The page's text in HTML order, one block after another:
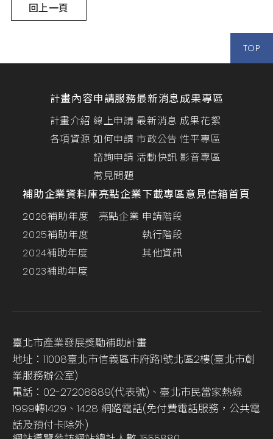
回上一頁
TOP
計畫內容
計畫介紹
各項資源
申請服務
線上申請
如何申請
諮詢申請
常見問題
最新消息
最新消息
市政公告
活動快訊
成果專區
成果花絮
性平專區
影音專區
補助企業資料庫
2026補助年度
2025補助年度
2024補助年度
2023補助年度
亮點企業
亮點企業
下載專區
申請階段
執行階段
其他資訊
意見信箱首頁
臺北市產業發展獎勵補助計畫
地址：11008臺北市信義區市府路1號北區2樓(臺北市創
業服務辦公室)
電話：02-27208889(代表號)、臺北市民當家熱線
1999轉1429、1428 網路電話(免付費電話服務，公共電
話及預付卡除外)